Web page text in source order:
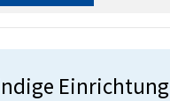
Einrichtung